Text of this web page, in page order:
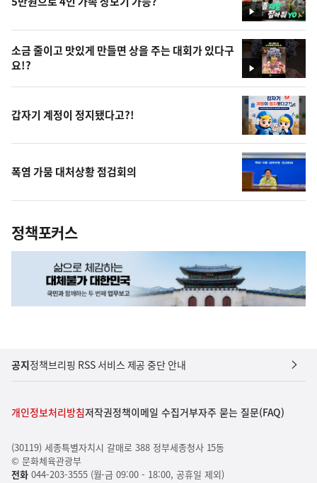
영
상
영
상
소금 줄이고 맛있게 만들면 상을 주는 대회가 있다구
요!?
갑자기 계정이 정지됐다고?!
폭염 가뭄 대처상황 점검회의
정책포커스
공지정책브리핑 RSS 서비스 제공 중단 안내
개인정보처리방침저작권정책이메일 수집거부자주 묻는 질문(FAQ)
(30119) 세종특별자치시 갈매로 388 정부세종청사 15동
© 문화체육관광부
전화044-203-3555 (월-금 09:00 - 18:00, 공휴일 제외)